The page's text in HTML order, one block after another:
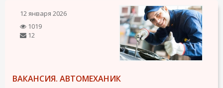
12 января 2026
1019
12
ВАКАНСИЯ. АВТОМЕХАНИК